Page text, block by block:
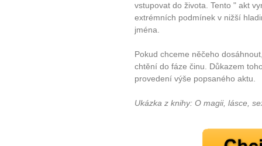
vstupovat do života. Tento " akt
extrémních podmínek v nižší
jména.
Pokud chceme něčeho
chtění do fáze činu. Důkazem
provedení výše popsaného aktu.
Ukázka z knihy: O magii, lásce,